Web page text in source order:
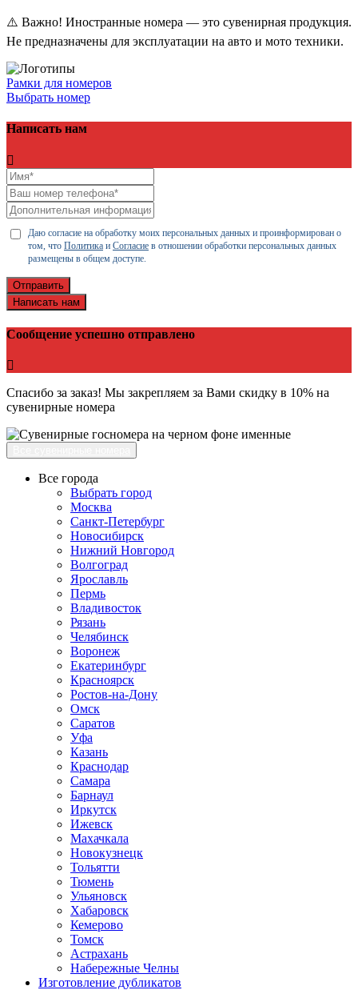
⚠️ Важно! Иностранные номера — это сувенирная продукция.
Не предназначены для эксплуатации на авто и мото техники.
Рамки для номеров
Выбрать номер
Написать нам
Даю согласие на обработку моих персональных данных и проинформирован о
том, что Политика и Согласие в отношении обработки персональных данных
размещены в общем доступе.
Отправить
Написать нам
Сообщение успешно отправлено
Спасибо за заказ! Мы закрепляем за Вами скидку в 10% на
сувенирные номера
Все города
Выбрать город
Москва
Санкт-Петербург
Новосибирск
Нижний Новгород
Волгоград
Ярославль
Пермь
Владивосток
Рязань
Челябинск
Воронеж
Екатеринбург
Красноярск
Ростов-на-Дону
Омск
Саратов
Уфа
Казань
Краснодар
Самара
Барнаул
Иркутск
Ижевск
Махачкала
Новокузнецк
Тольятти
Тюмень
Ульяновск
Хабаровск
Кемерово
Томск
Астрахань
Набережные Челны
Изготовление дубликатов